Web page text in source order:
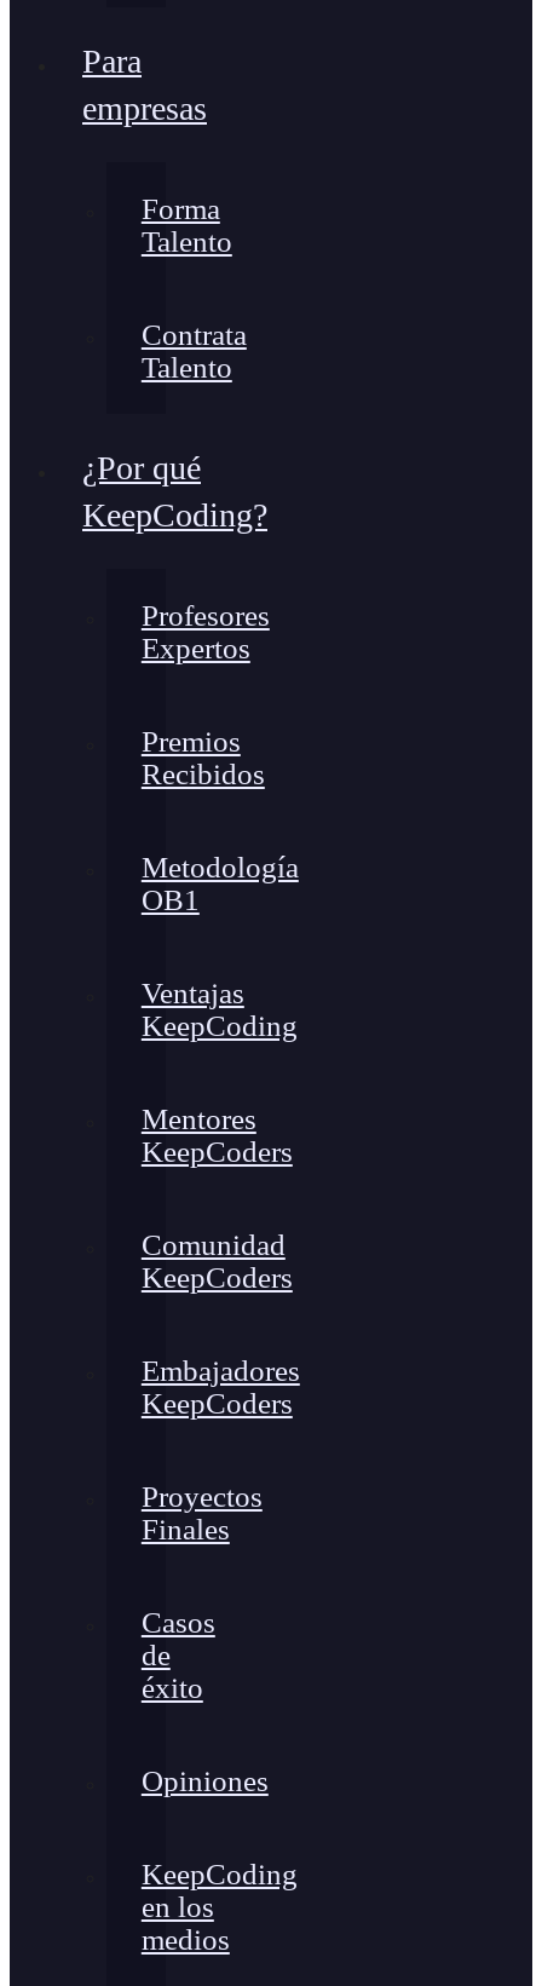
Para
empresas
Forma
Talento
Contrata
Talento
¿Por qué
KeepCoding?
Profesores
Expertos
Premios
Recibidos
Metodología
OB1
Ventajas
KeepCoding
Mentores
KeepCoders
Comunidad
KeepCoders
Embajadores
KeepCoders
Proyectos
Finales
Casos
de
éxito
Opiniones
KeepCoding
en los
medios